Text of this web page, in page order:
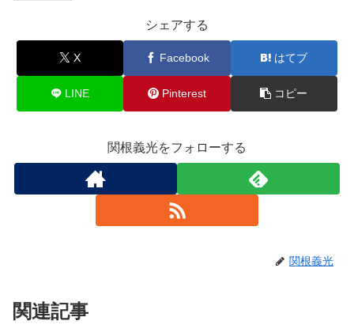
シェアする
X Facebook はてブ
LINE Pinterest コピー
関根義光をフォローする
関根義光
関連記事